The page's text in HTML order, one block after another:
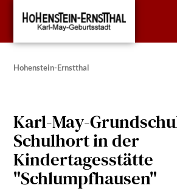
Hohenstein-Ernstthal
Karl-May-
Schulhort in der
Kindertagesstätte
"Schlumpfhausen"